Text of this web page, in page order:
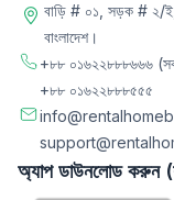
বাড়ি # ০১, সড়ক # ২/ই,
বাংলাদেশ।
+৮৮ ০১৬২২৮৮৮৬৬৬
+৮৮ ০১৬২২৮৮৮৫৫৫
অ্যাপ ডাউনলোড করুন